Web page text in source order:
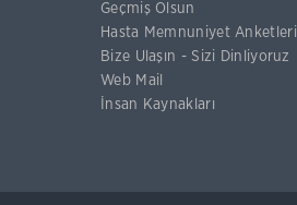
Geçmiş Olsun
Hasta Memnuniyet Anketleri
Bize Ulaşın - Sizi Dinliyoruz
Web Mail
İnsan Kaynakları